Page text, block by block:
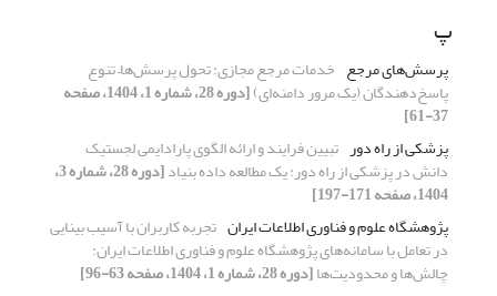
پ
پرسش‌های مرجع خدمات مرجع مجازی: تحول پرسش‌ها– تنوع
پاسخ‌دهندگان (یک مرور دامنه‌‌ای) [دوره 28، شماره 1، 1404، صفحه
37-61]
پزشکی از راه دور تبیین فرایند و ارائه الگوی پارادایمی لجستیک
دانش در پزشکی از راه دور: یک مطالعه داده بنیاد [دوره 28، شماره 3،
1404، صفحه 171-197]
پژوهشگاه علوم و فناوری اطلاعات ایران تجربه کاربران با آسیب بینایی
در تعامل با سامانه‌های پژوهشگاه علوم و فناوری اطلاعات ایران:
چالش‌ها و محدودیت‌ها[دوره 28، شماره 1، 1404، صفحه 63-96]